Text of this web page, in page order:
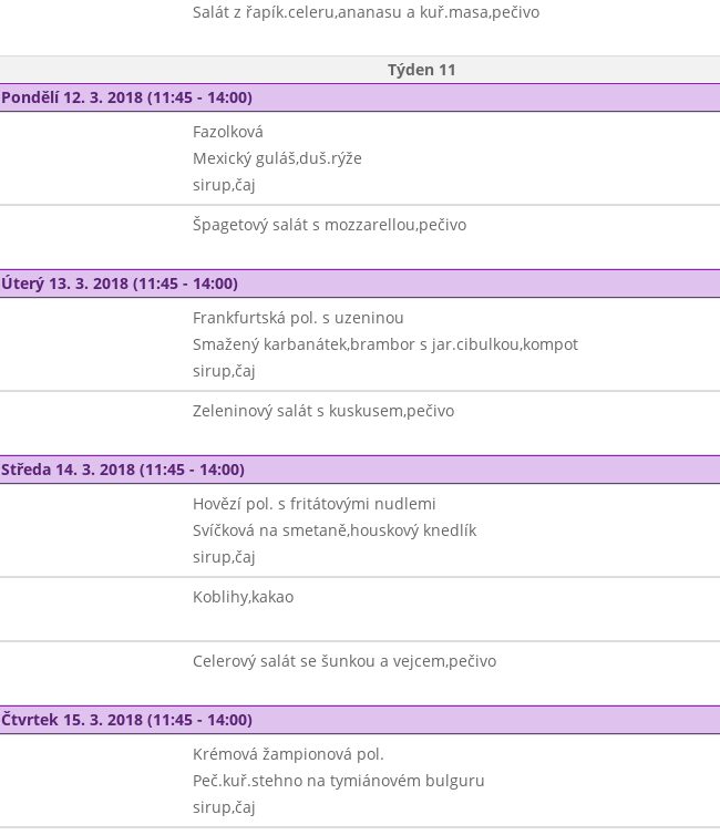
Salát z řapík.celeru,ananasu a kuř.masa,pečivo
Týden 11
Pondělí 12. 3. 2018 (11:45 - 14:00)
Fazolková
Mexický guláš,duš.rýže
sirup,čaj
Špagetový salát s mozzarellou,pečivo
Úterý 13. 3. 2018 (11:45 - 14:00)
Frankfurtská pol. s uzeninou
Smažený karbanátek,brambor s jar.cibulkou,kompot
sirup,čaj
Zeleninový salát s kuskusem,pečivo
Středa 14. 3. 2018 (11:45 - 14:00)
Hovězí pol. s fritátovými nudlemi
Svíčková na smetaně,houskový knedlík
sirup,čaj
Koblihy,kakao
Celerový salát se šunkou a vejcem,pečivo
Čtvrtek 15. 3. 2018 (11:45 - 14:00)
Krémová žampionová pol.
Peč.kuř.stehno na tymiánovém bulguru
sirup,čaj